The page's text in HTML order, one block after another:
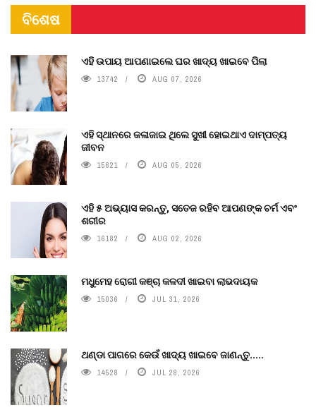
ବିଶେଷ
ଏହି ଉପାୟ ଆପଣାଇଲେ ଘର ଖାଦ୍ୟ ଖାଇବେ ପିଲା
13742 AUG 07, 2026
ଏହି ସ୍ଥାନରେ କଳାଜାଇ ଥିଲେ ସୁଖୀ ହୋଇଥାଏ ଦାମ୍ପତ୍ୟ
ଜୀବନ
15621 AUG 05, 2026
ଏହି ୫ ଅଭ୍ୟାସ କରନ୍ତୁ, ସତେଜ ରହିବ ଆପଣଙ୍କ ଚର୍ମ ଏବଂ
ଶରୀର
16182 AUG 02, 2026
ମଧୁମେହ ରୋଗୀ କଞ୍ଚା କଳଦୀ ଖାଇବା ଲାଭଦାୟକ
15036 JUL 31, 2026
ଥଣ୍ଡା ପାଗରେ କେଉଁ ଖାଦ୍ୟ ଖାଇବେ ଜାଣନ୍ତୁ.....
14528 JUL 28, 2026